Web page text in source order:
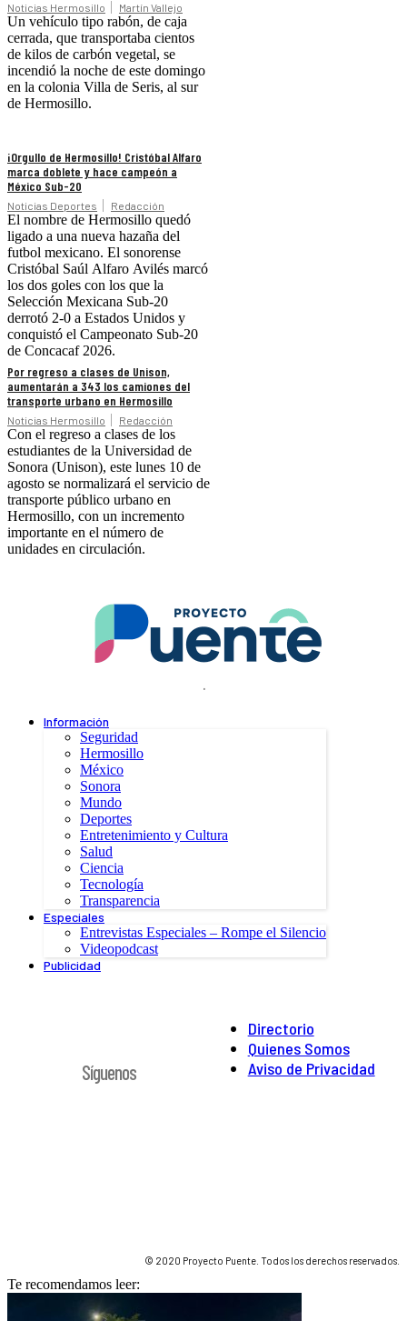
Noticias Hermosillo Martín Vallejo
Un vehículo tipo rabón, de caja
cerrada, que transportaba cientos
de kilos de carbón vegetal, se
incendió la noche de este domingo
en la colonia Villa de Seris, al sur
de Hermosillo.
¡Orgullo de Hermosillo! Cristóbal Alfaro
marca doblete y hace campeón a
México Sub-20
Noticias Deportes Redacción
El nombre de Hermosillo quedó
ligado a una nueva hazaña del
futbol mexicano. El sonorense
Cristóbal Saúl Alfaro Avilés marcó
los dos goles con los que la
Selección Mexicana Sub-20
derrotó 2-0 a Estados Unidos y
conquistó el Campeonato Sub-20
de Concacaf 2026.
Por regreso a clases de Unison,
aumentarán a 343 los camiones del
transporte urbano en Hermosillo
Noticias Hermosillo Redacción
Con el regreso a clases de los
estudiantes de la Universidad de
Sonora (Unison), este lunes 10 de
agosto se normalizará el servicio de
transporte público urbano en
Hermosillo, con un incremento
importante en el número de
unidades en circulación.
.
Información
Seguridad
Hermosillo
México
Sonora
Mundo
Deportes
Entretenimiento y Cultura
Salud
Ciencia
Tecnología
Transparencia
Especiales
Entrevistas Especiales – Rompe el Silencio
Videopodcast
Publicidad
Directorio
Quienes Somos
Aviso de Privacidad
Síguenos
© 2020 Proyecto Puente. Todos los derechos reservados.
Te recomendamos leer: